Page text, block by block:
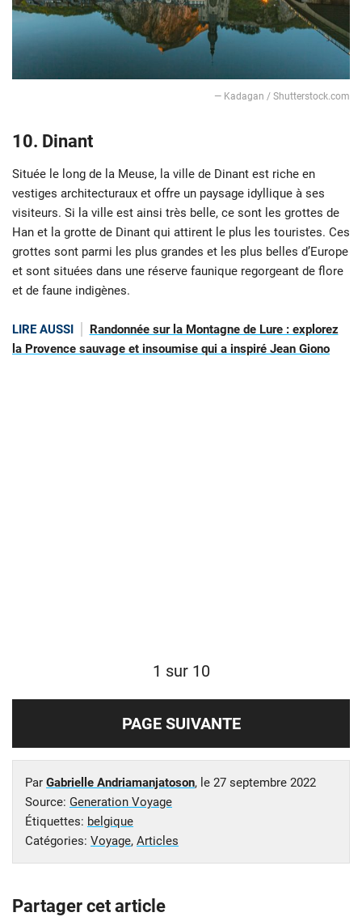
― Kadagan / Shutterstock.com
10. Dinant
Située le long de la Meuse, la ville de Dinant est riche en
vestiges architecturaux et offre un paysage idyllique à ses
visiteurs. Si la ville est ainsi très belle, ce sont les grottes de
Han et la grotte de Dinant qui attirent le plus les touristes. Ces
grottes sont parmi les plus grandes et les plus belles d’Europe
et sont situées dans une réserve faunique regorgeant de flore
et de faune indigènes.
LIRE AUSSI
Randonnée sur la Montagne de Lure : explorez
la Provence sauvage et insoumise qui a inspiré Jean Giono
1 sur 10
PAGE SUIVANTE
Par Gabrielle Andriamanjatoson, le 27 septembre 2022
Source: Generation Voyage
Étiquettes: belgique
Catégories: Voyage, Articles
Partager cet article